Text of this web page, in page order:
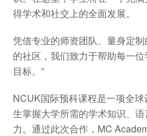
得学术和社交上的全面发展。
凭借专业的师资团队、量身定
的社区，我们致力于帮助每一
目标。”
NCUK国际预科课程是一项全
生掌握大学所需的学术知识、
力。通过此次合作，MC